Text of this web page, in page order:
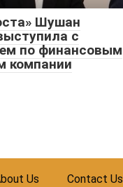
Шушан
с
по финансовым
компании
Us Contact Us